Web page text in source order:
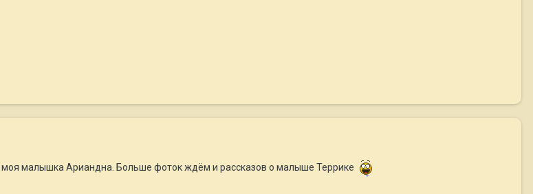
малышка Ариандна. Больше фоток ждём и рассказов о малыше Террике